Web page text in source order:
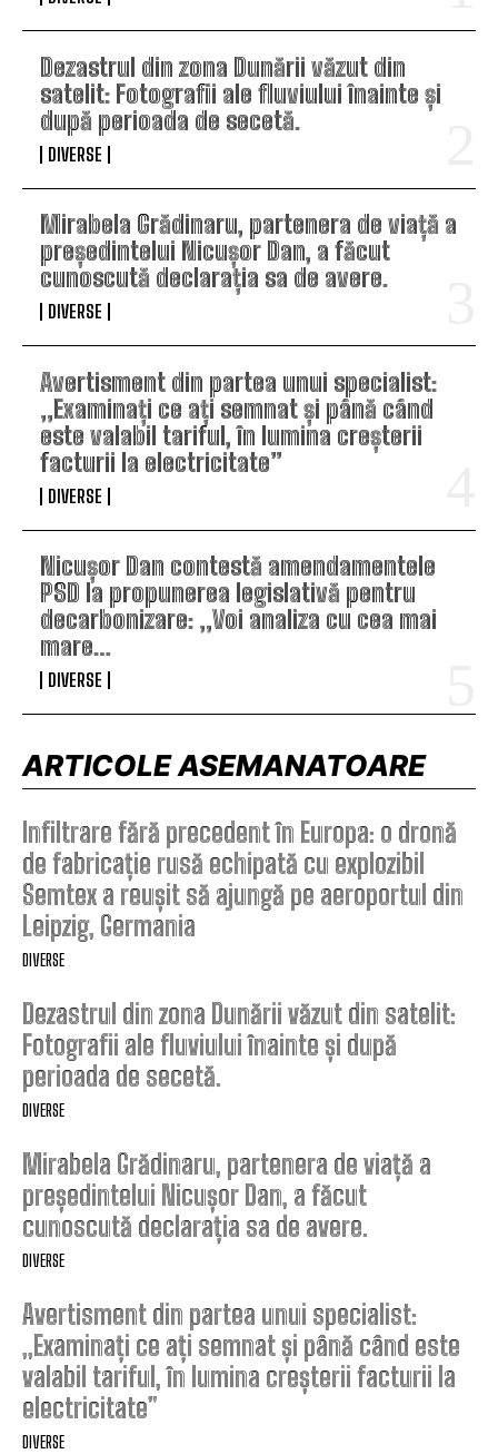
Dezastrul din zona Dunării văzut din
satelit: Fotografii ale fluviului înainte și
după perioada de secetă.
DIVERSE
Mirabela Grădinaru, partenera de viață a
președintelui Nicușor Dan, a făcut
cunoscută declarația sa de avere.
DIVERSE
Avertisment din partea unui specialist:
„Examinați ce ați semnat și până când
este valabil tariful, în lumina creșterii
facturii la electricitate”
DIVERSE
Nicușor Dan contestă amendamentele
PSD la propunerea legislativă pentru
decarbonizare: „Voi analiza cu cea mai
mare…
DIVERSE
ARTICOLE ASEMANATOARE
Infiltrare fără precedent în Europa: o dronă
de fabricație rusă echipată cu explozibil
Semtex a reușit să ajungă pe aeroportul din
Leipzig, Germania
DIVERSE
Dezastrul din zona Dunării văzut din satelit:
Fotografii ale fluviului înainte și după
perioada de secetă.
DIVERSE
Mirabela Grădinaru, partenera de viață a
președintelui Nicușor Dan, a făcut
cunoscută declarația sa de avere.
DIVERSE
Avertisment din partea unui specialist:
„Examinați ce ați semnat și până când este
valabil tariful, în lumina creșterii facturii la
electricitate”
DIVERSE